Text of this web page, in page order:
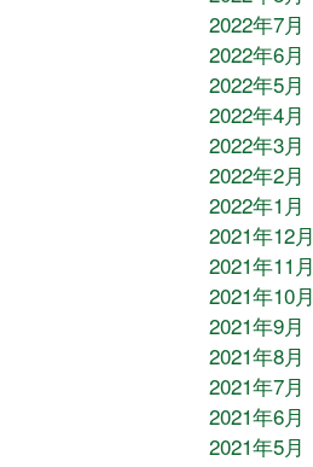
2022年7月
2022年6月
2022年5月
2022年4月
2022年3月
2022年2月
2022年1月
2021年12月
2021年11月
2021年10月
2021年9月
2021年8月
2021年7月
2021年6月
2021年5月